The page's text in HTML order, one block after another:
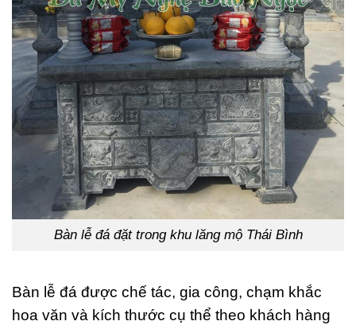
Bàn lễ đá đặt trong khu lăng mộ Thái Bình
Bàn lễ đá được chế tác, gia công, chạm khắc
hoa văn và kích thước cụ thể theo khách hàng